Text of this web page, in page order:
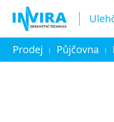
Prodej | Půjčovna |